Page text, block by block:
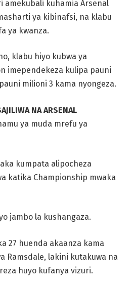
amekubali kuhamia Arsenal
ya kibinafsi, na klabu
ya kwanza.
klabu hiyo kubwa ya
imependekeza kulipa pauni
milioni 3 kama nyongeza.
NA ARSENAL
ya muda mrefu ya
kumpata alipocheza
katika Championship mwaka
jambo la kushangaza.
27 huenda akaanza kama
Ramsdale, lakini kutakuwa na
huyo kufanya vizuri.